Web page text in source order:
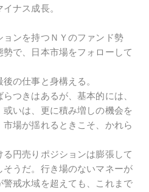
ナス成長。
ンを持つＮＹのファンド勢
で、日本市場をフォローして
の仕事と身構える。
つきはあるが、基本的には、
いは、更に積み増しの機会を
場が揺れるときこそ、かれら
円売りポジションは膨張して
うだ。行き場のないマネーが
戒水域を超えても、これまで